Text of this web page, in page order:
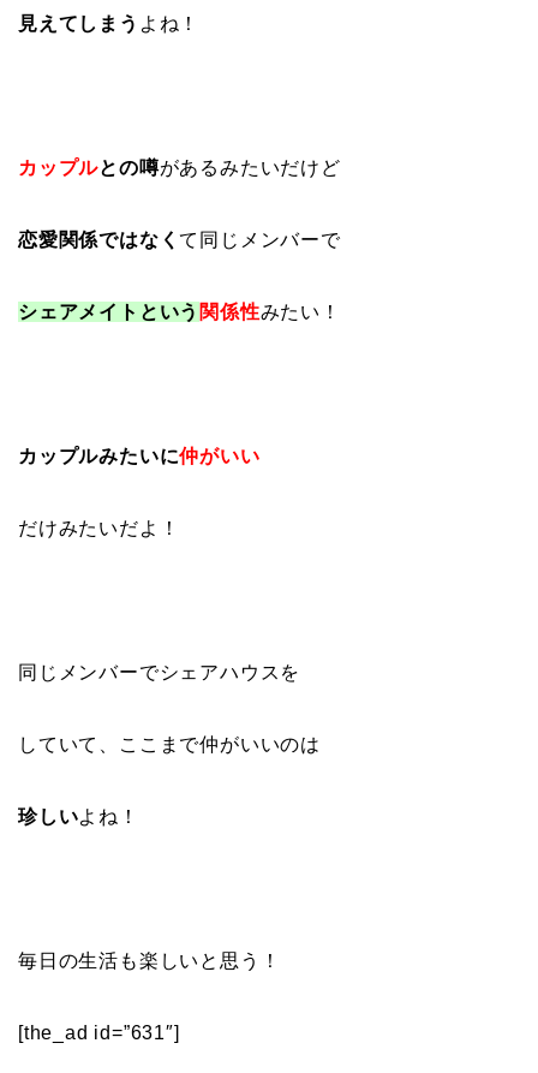
見えてしまう よね！
カップルとの噂があるみたいだけど
恋愛関係ではなくて同じメンバーで
シェアメイトという 関係性みたい！
カップルみたいに仲がいい
だけみたいだよ！
同じメンバーでシェアハウスを
していて、ここまで仲がいいのは
珍しいよね！
毎日の生活も楽しいと思う！
[the_ad id=”631″]